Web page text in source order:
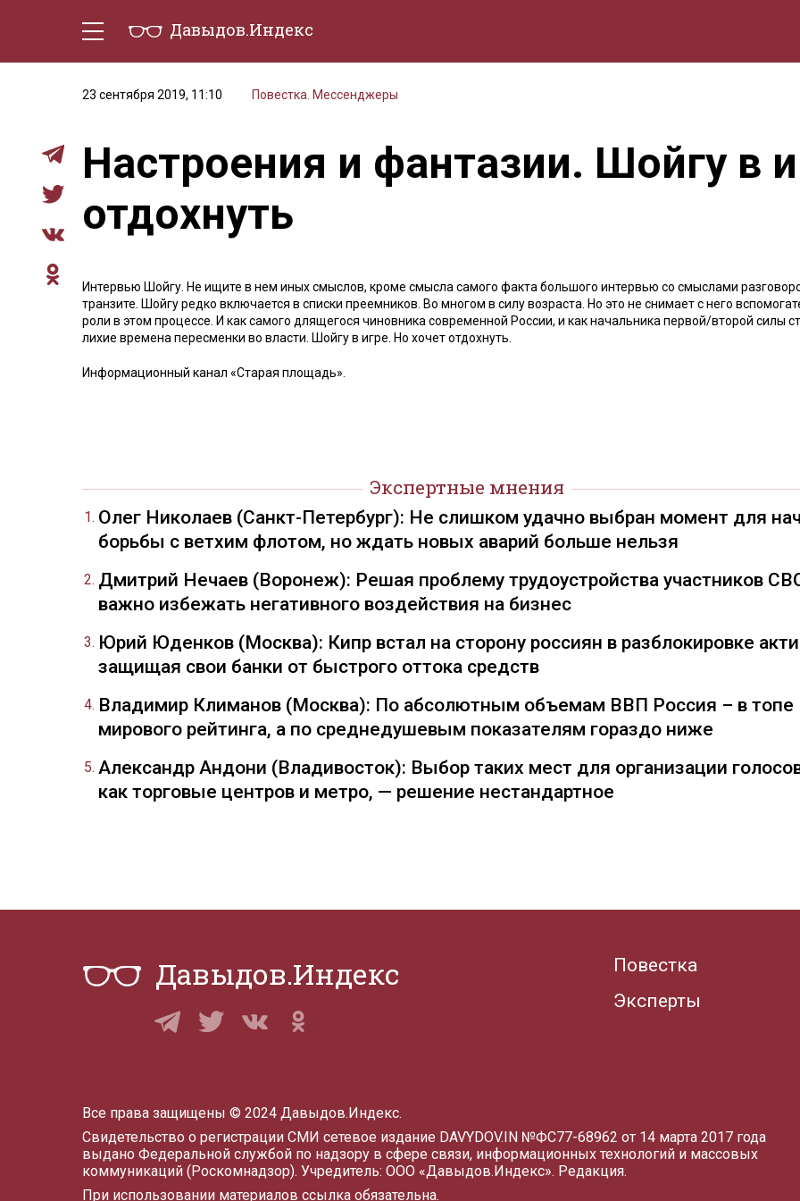
Давыдов.Индекс
23 сентября 2019, 11:10
Повестка. Мессенджеры
Настроения и фантазии. Шойгу в
отдохнуть
Интервью Шойгу. Не ищите в нем иных смыслов, кроме смысла самого факта большого интервью со смыслами
транзите. Шойгу редко включается в списки преемников. Во многом в силу возраста. Но это не снимает с него
роли в этом процессе. И как самого длящегося чиновника современной России, и как начальника первой/второй силы
лихие времена пересменки во власти. Шойгу в игре. Но хочет отдохнуть.
Информационный канал «Старая площадь».
Экспертные мнения
Олег Николаев (Санкт-Петербург): Не слишком удачно выбран момент для
борьбы с ветхим флотом, но ждать новых аварий больше нельзя
Дмитрий Нечаев (Воронеж): Решая проблему трудоустройства участников
важно избежать негативного воздействия на бизнес
Юрий Юденков (Москва): Кипр встал на сторону россиян в разблокировке
защищая свои банки от быстрого оттока средств
Владимир Климанов (Москва): По абсолютным объемам ВВП Россия – в топе
мирового рейтинга, а по среднедушевым показателям гораздо ниже
Александр Андони (Владивосток): Выбор таких мест для организации
как торговые центров и метро, — решение нестандартное
Давыдов.Индекс
Повестка
Эксперты
Все права защищены © 2024 Давыдов.Индекс.
Свидетельство о регистрации СМИ сетевое издание DAVYDOV.IN №ФС77-68962 от 14 марта 2017 года
выдано Федеральной службой по надзору в сфере связи, информационных технологий и массовых
коммуникаций (Роскомнадзор). Учредитель: ООО «Давыдов.Индекс». Редакция.
При использовании материалов ссылка обязательна.